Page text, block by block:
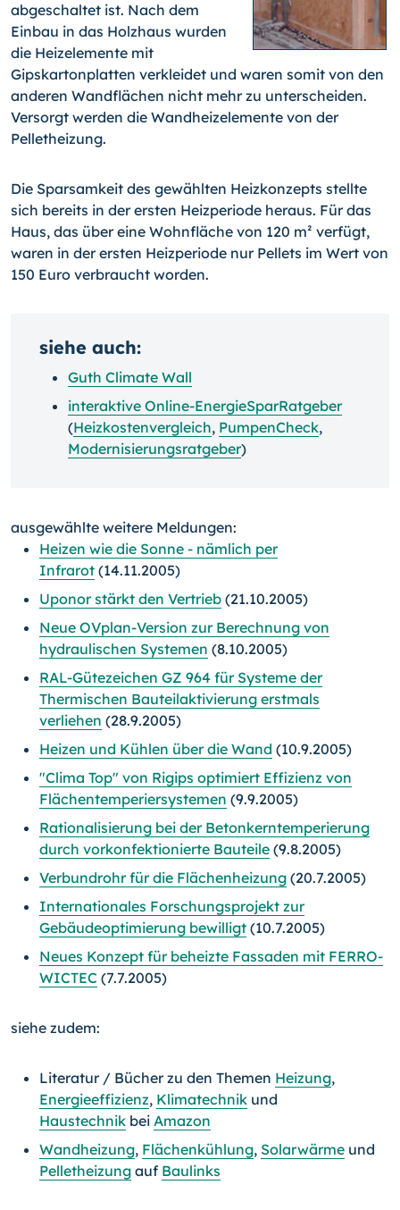
abgeschaltet ist. Nach dem
Einbau in das Holzhaus wurden
die Heizelemente mit
Gipskartonplatten verkleidet und waren somit von den
anderen Wandflächen nicht mehr zu unterscheiden.
Versorgt werden die Wandheizelemente von der
Pelletheizung.
Die Sparsamkeit des gewählten Heizkonzepts stellte
sich bereits in der ersten Heizperiode heraus. Für das
Haus, das über eine Wohnfläche von 120 m² verfügt,
waren in der ersten Heizperiode nur Pellets im Wert von
150 Euro verbraucht worden.
siehe auch:
Guth Climate Wall
interaktive Online-EnergieSparRatgeber
(Heizkostenvergleich, PumpenCheck,
Modernisierungsratgeber)
ausgewählte weitere Meldungen:
Heizen wie die Sonne - nämlich per
Infrarot (14.11.2005)
Uponor stärkt den Vertrieb (21.10.2005)
Neue OVplan-Version zur Berechnung von
hydraulischen Systemen (8.10.2005)
RAL-Gütezeichen GZ 964 für Systeme der
Thermischen Bauteilaktivierung erstmals
verliehen (28.9.2005)
Heizen und Kühlen über die Wand (10.9.2005)
"Clima Top" von Rigips optimiert Effizienz von
Flächentemperiersystemen (9.9.2005)
Rationalisierung bei der Betonkerntemperierung
durch vorkonfektionierte Bauteile (9.8.2005)
Verbundrohr für die Flächenheizung (20.7.2005)
Internationales Forschungsprojekt zur
Gebäudeoptimierung bewilligt (10.7.2005)
Neues Konzept für beheizte Fassaden mit FERRO-
WICTEC (7.7.2005)
siehe zudem:
Literatur / Bücher zu den Themen Heizung,
Energieeffizienz, Klimatechnik und
Haustechnik bei Amazon
Wandheizung, Flächenkühlung, Solarwärme und
Pelletheizung auf Baulinks